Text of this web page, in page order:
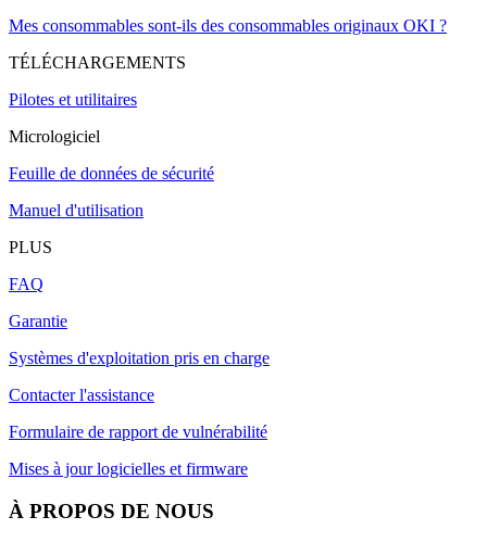
Mes consommables sont-ils des consommables originaux OKI ?
TÉLÉCHARGEMENTS
Pilotes et utilitaires
Micrologiciel
Feuille de données de sécurité
Manuel d'utilisation
PLUS
FAQ
Garantie
Systèmes d'exploitation pris en charge
Contacter l'assistance
Formulaire de rapport de vulnérabilité
Mises à jour logicielles et firmware
À PROPOS DE NOUS